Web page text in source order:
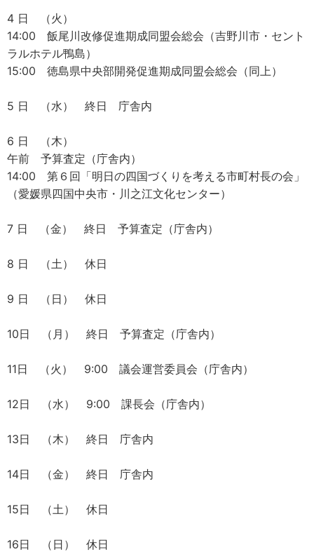
4 日 （火）
14:00 飯尾川改修促進期成同盟会総会（吉野川市・セント
ラルホテル鴨島）
15:00 徳島県中央部開発促進期成同盟会総会（同上）
5 日 （水） 終日 庁舎内
6 日 （木）
午前 予算査定（庁舎内）
14:00 第６回「明日の四国づくりを考える市町村長の会」
（愛媛県四国中央市・川之江文化センター）
7 日 （金） 終日 予算査定（庁舎内）
8 日 （土） 休日
9 日 （日） 休日
10日 （月） 終日 予算査定（庁舎内）
11日 （火） 9:00 議会運営委員会（庁舎内）
12日 （水） 9:00 課長会（庁舎内）
13日 （木） 終日 庁舎内
14日 （金） 終日 庁舎内
15日 （土） 休日
16日 （日） 休日